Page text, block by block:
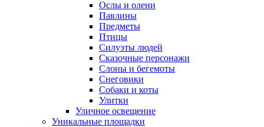
Ослы и олени
Павлины
Предметы
Птицы
Силуэты людей
Сказочные персонажи
Слоны и бегемоты
Снеговики
Собаки и коты
Улитки
Уличное освещение
Уникальные площадки